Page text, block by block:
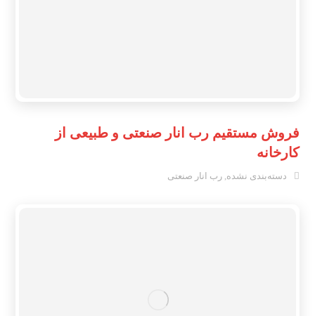
فروش مستقیم رب انار صنعتی و طبیعی از
کارخانه
دسته‌بندی نشده ,رب انار صنعتی